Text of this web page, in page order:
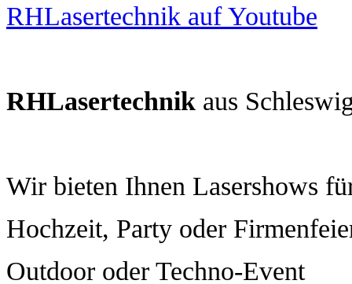
RHLasertechnik auf Youtube
RHLasertechnik aus
Wir bieten Ihnen Lasershows
Hochzeit, Party oder
Outdoor oder Techno-Event